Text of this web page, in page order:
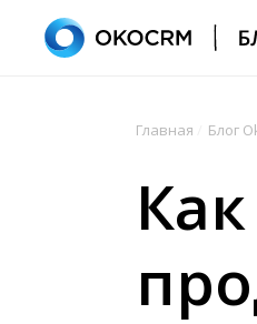
Главная Блог